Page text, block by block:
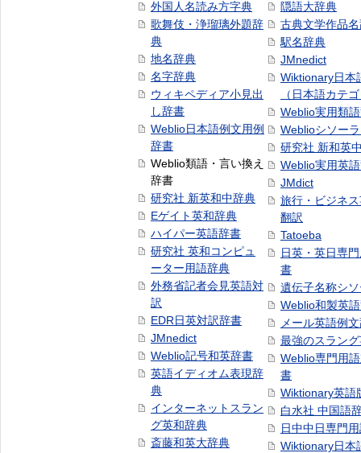
外国人名読み方字典
歌舞伎・浄瑠璃外題辞
典
地名辞典
名字辞典
ウィキペディア小見出
し辞書
Weblio日本語例文用例
辞書
Weblio類語・言い換え
辞書
研究社 新英和中辞典
Eゲイト英和辞典
ハイパー英語辞書
研究社 英和コンピュ
ーター用語辞典
外務省記者会見英語対
訳
EDR日英対訳辞書
JMnedict
Weblio記号和英辞書
英語イディオム表現辞
典
インターネットスラン
グ英和辞典
斎藤和英大辞典
隠語大辞典
古典文学作品
駅名辞典
JMnedict
Wiktionary日本
（日本語カテ
Weblio実用類
Weblioシソー
研究社 新和英
Weblio実用英
JMdict
旅行・ビジネ
翻訳
Tatoeba
日英・英日専
書
遺伝子名称シ
Weblio和製英
メール英語例
最強のスラン
Weblio専門用
書
Wiktionary英語
白水社 中国語
日中中日専門
Wiktionary日本